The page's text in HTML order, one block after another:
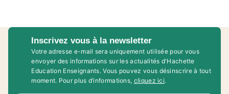
Inscrivez vous à la newsletter
Votre adresse e-mail sera uniquement utilisée pour vous
envoyer des informations sur les actualités d'Hachette
Education Enseignants. Vous pouvez vous désinscrire à tout
moment. Pour plus d’informations, cliquez ici.